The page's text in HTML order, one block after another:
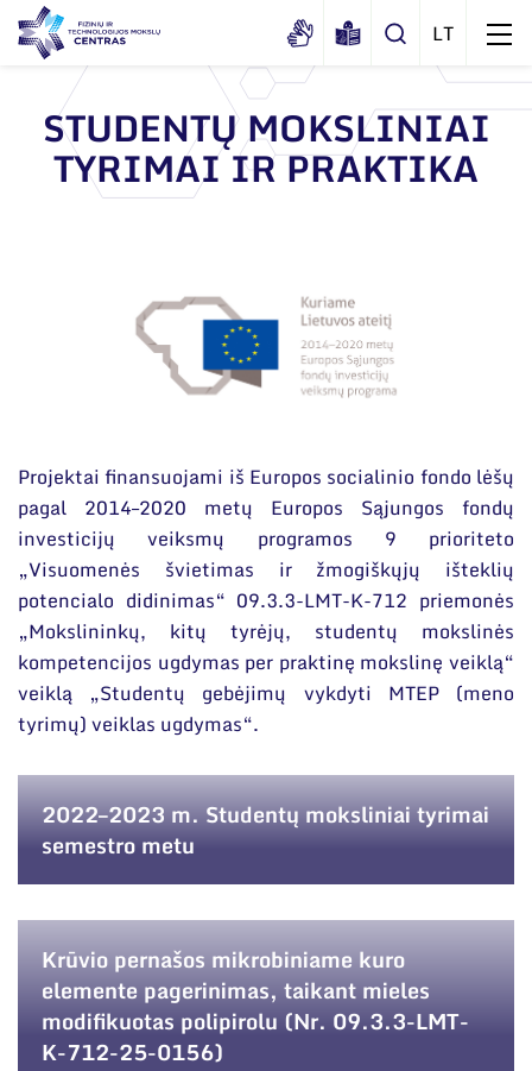
Apie mus
Dokumentai
Viešieji pirkimai
Korupcijos prevencija
Duomenų apsauga
Nuorodos
Narystė nacionalinėse ir tarptautinėse
organizacijose bei asociacijose
Administraciniai skyriai
Moksliniai skyriai
Mokslo taryba
Mokslininkai emeritai
Renginiai
Tinklalaidės
Bendri rekvizitai
Darbuotojų kontaktai
STUDENTŲ MOKSLINIAI
TYRIMAI IR PRAKTIKA
Projektai finansuojami iš Europos socialinio fondo lėšų
pagal 2014–2020 metų Europos Sąjungos fondų
investicijų veiksmų programos 9 prioriteto
„Visuomenės švietimas ir žmogiškųjų išteklių
potencialo didinimas“ 09.3.3-LMT-K-712 priemonės
„Mokslininkų, kitų tyrėjų, studentų mokslinės
kompetencijos ugdymas per praktinę mokslinę veiklą“
veiklą „Studentų gebėjimų vykdyti MTEP (meno
tyrimų) veiklas ugdymas“.
2022–2023 m. Studentų moksliniai tyrimai
semestro metu
Krūvio pernašos mikrobiniame kuro
elemente pagerinimas, taikant mieles
modifikuotas polipirolu (Nr. 09.3.3-LMT-
K-712-25-0156)